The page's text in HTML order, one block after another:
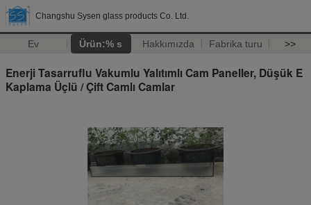
Changshu Sysen glass products Co. Ltd.
Ev Ürün:% s Hakkımızda Fabrika turu >>
Enerji Tasarruflu Vakumlu Yalıtımlı Cam Paneller, Düşük E
Kaplama Üçlü / Çift Camlı Camlar